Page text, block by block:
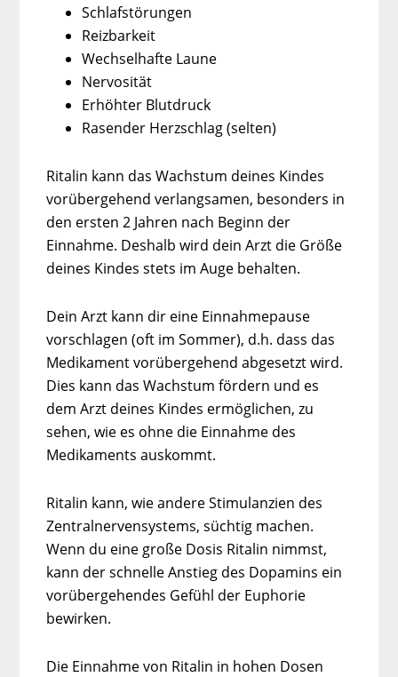
Schlafstörungen
Reizbarkeit
Wechselhafte Laune
Nervosität
Erhöhter Blutdruck
Rasender Herzschlag (selten)
Ritalin kann das Wachstum deines Kindes
vorübergehend verlangsamen, besonders in
den ersten 2 Jahren nach Beginn der
Einnahme. Deshalb wird dein Arzt die Größe
deines Kindes stets im Auge behalten.
Dein Arzt kann dir eine Einnahmepause
vorschlagen (oft im Sommer), d.h. dass das
Medikament vorübergehend abgesetzt wird.
Dies kann das Wachstum fördern und es
dem Arzt deines Kindes ermöglichen, zu
sehen, wie es ohne die Einnahme des
Medikaments auskommt.
Ritalin kann, wie andere Stimulanzien des
Zentralnervensystems, süchtig machen.
Wenn du eine große Dosis Ritalin nimmst,
kann der schnelle Anstieg des Dopamins ein
vorübergehendes Gefühl der Euphorie
bewirken.
Die Einnahme von Ritalin in hohen Dosen